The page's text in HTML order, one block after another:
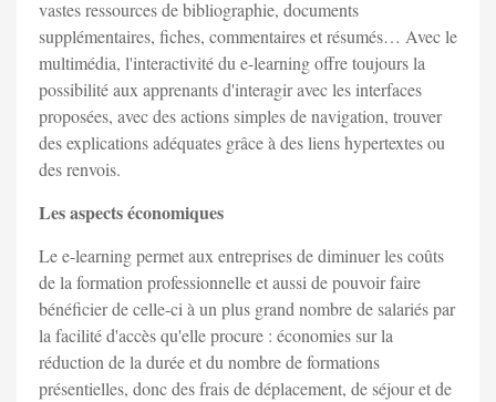
vastes ressources de bibliographie, documents
supplémentaires, fiches, commentaires et résumés… Avec le
multimédia, l'interactivité du e-learning offre toujours la
possibilité aux apprenants d'interagir avec les interfaces
proposées, avec des actions simples de navigation, trouver
des explications adéquates grâce à des liens hypertextes ou
des renvois.
Les aspects économiques
Le e-learning permet aux entreprises de diminuer les coûts
de la formation professionnelle et aussi de pouvoir faire
bénéficier de celle-ci à un plus grand nombre de salariés par
la facilité d'accès qu'elle procure : économies sur la
réduction de la durée et du nombre de formations
présentielles, donc des frais de déplacement, de séjour et de